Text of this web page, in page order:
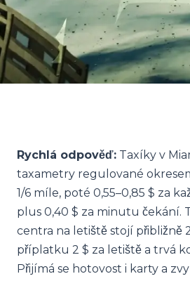
Rychlá odpověď: Taxíky v
taxametry regulované
1/6 míle, poté 0,55–0,85 $ za
plus 0,40 $ za minutu čekání.
centra na letiště stojí přibližně
příplatku 2 $ za letiště a trvá
Přijímá se hotovost i karty a